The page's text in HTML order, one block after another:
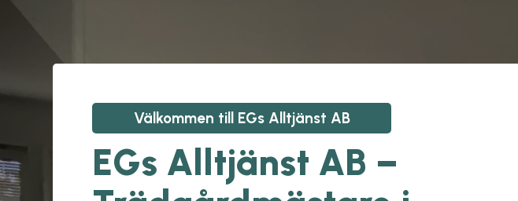
Välkommen till EGs Alltjänst AB
EGs Alltjänst AB –